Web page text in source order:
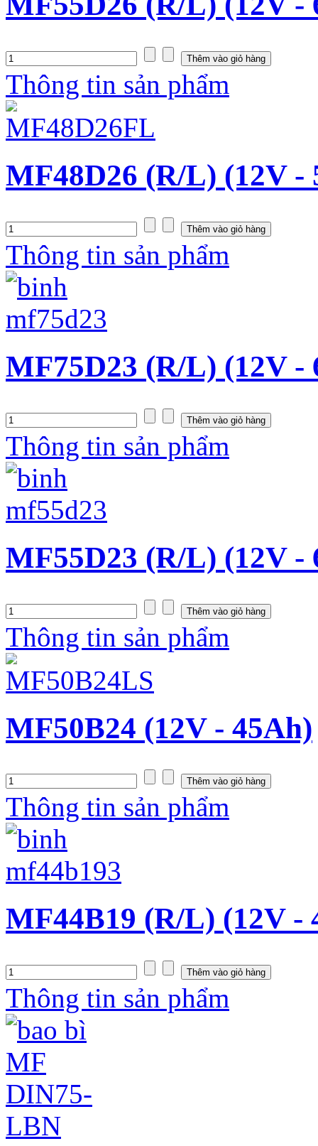
Thông tin sản phẩm
MF48D26 (R/L) (12V -
Thông tin sản phẩm
MF75D23 (R/L) (12V -
Thông tin sản phẩm
MF55D23 (R/L) (12V -
Thông tin sản phẩm
MF50B24 (12V - 45Ah)
Thông tin sản phẩm
MF44B19 (R/L) (12V -
Thông tin sản phẩm